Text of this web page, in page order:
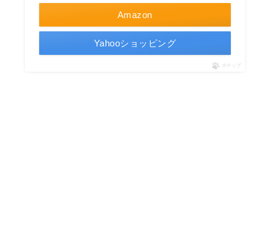
Amazon
Yahooショッピング
ポチップ